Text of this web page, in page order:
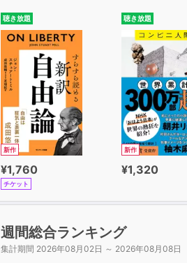
聴き放題
新作
¥1,760
チケット
聴き放題
新作
¥1,320
週間総合ランキング
集計期間 2026年08月02日 ～ 2026年08月08日